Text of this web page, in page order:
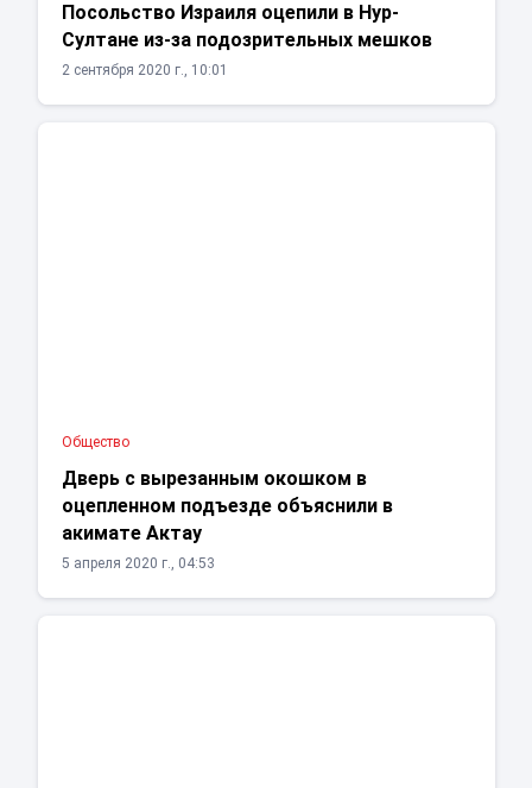
Посольство Израиля оцепили в Нур-
Султане из-за подозрительных мешков
2 сентября 2020 г., 10:01
Общество
Дверь с вырезанным окошком в
оцепленном подъезде объяснили в
акимате Актау
5 апреля 2020 г., 04:53